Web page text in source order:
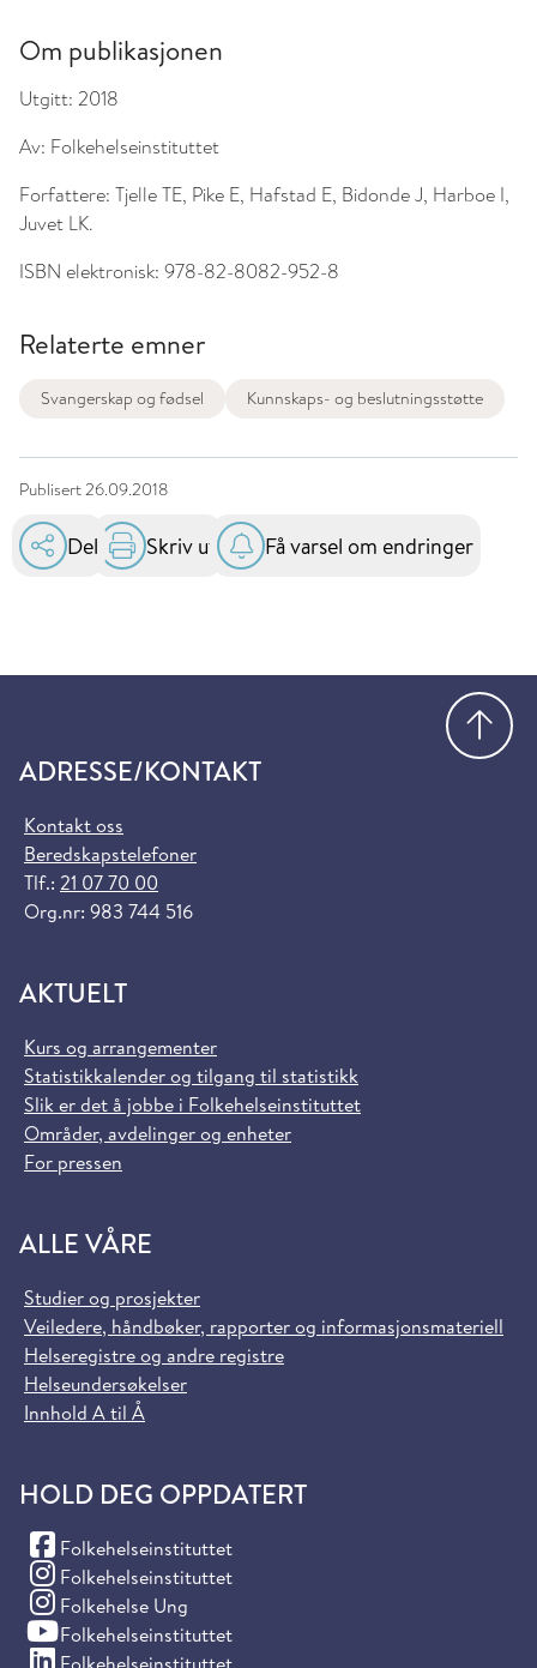
Om publikasjonen
Utgitt: 2018
Av: Folkehelseinstituttet
Forfattere: Tjelle TE, Pike E, Hafstad E, Bidonde J, Harboe I,
Juvet LK.
ISBN elektronisk: 978-82-8082-952-8
Relaterte emner
Svangerskap og fødsel Kunnskaps- og beslutningsstøtte
Publisert26.09.2018
Del Skriv ut Få varsel om endringer
ADRESSE/KONTAKT
Kontakt oss
Beredskapstelefoner
Tlf.: 21 07 70 00
Org.nr: 983 744 516
AKTUELT
Kurs og arrangementer
Statistikkalender og tilgang til statistikk
Slik er det å jobbe i Folkehelseinstituttet
Områder, avdelinger og enheter
For pressen
ALLE VÅRE
Studier og prosjekter
Veiledere, håndbøker, rapporter og informasjonsmateriell
Helseregistre og andre registre
Helseundersøkelser
Innhold A til Å
HOLD DEG OPPDATERT
Folkehelseinstituttet
(Facebook)
Folkehelseinstituttet
(Instagram)
Folkehelse Ung
(Instagram)
Folkehelseinstituttet
(YouTube)
(LinkedIn)